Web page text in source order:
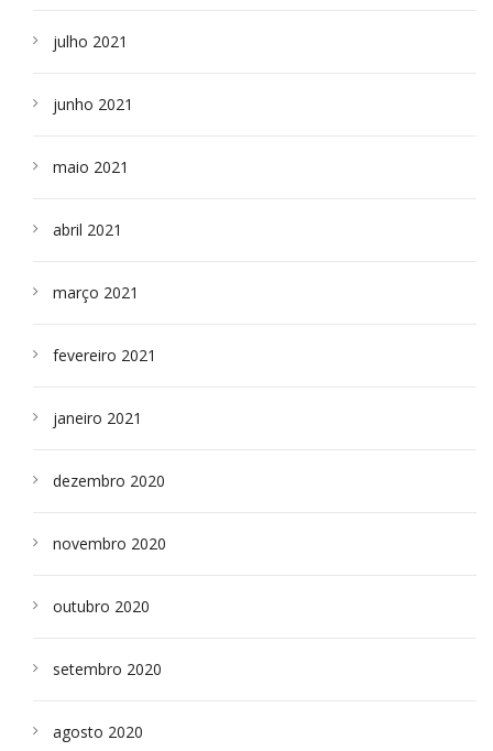
julho 2021
junho 2021
maio 2021
abril 2021
março 2021
fevereiro 2021
janeiro 2021
dezembro 2020
novembro 2020
outubro 2020
setembro 2020
agosto 2020